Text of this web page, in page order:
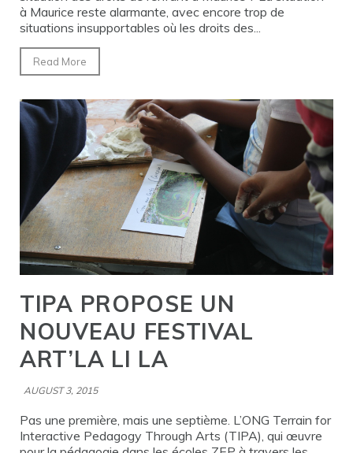
à Maurice reste alarmante, avec encore trop de
situations insupportables où les droits des...
Read More
TIPA PROPOSE UN
NOUVEAU FESTIVAL
ART’LA LI LA
AUGUST 3, 2015
Pas une première, mais une septième. L’ONG Terrain for
Interactive Pedagogy Through Arts (TIPA), qui œuvre